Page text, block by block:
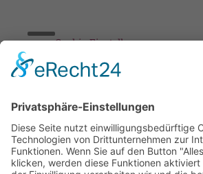
Cookie-Einstellungen